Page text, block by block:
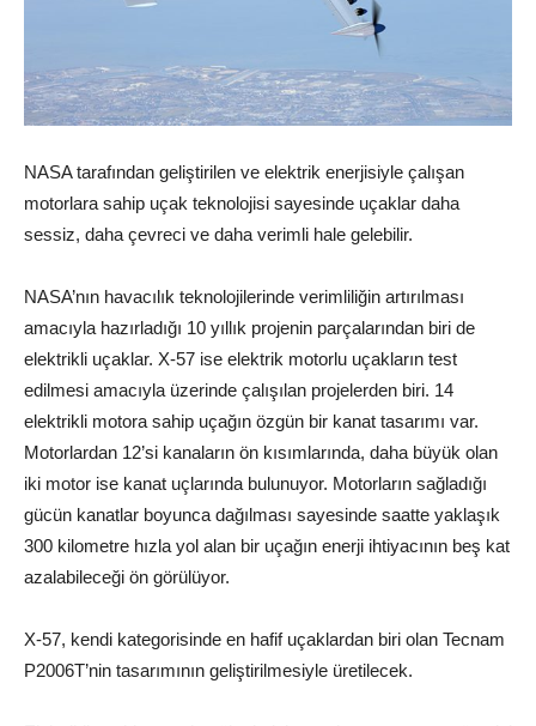
NASA tarafından geliştirilen ve elektrik enerjisiyle çalışan
motorlara sahip uçak teknolojisi sayesinde uçaklar daha
sessiz, daha çevreci ve daha verimli hale gelebilir.
NASA’nın havacılık teknolojilerinde verimliliğin artırılması
amacıyla hazırladığı 10 yıllık projenin parçalarından biri de
elektrikli uçaklar. X-57 ise elektrik motorlu uçakların test
edilmesi amacıyla üzerinde çalışılan projelerden biri. 14
elektrikli motora sahip uçağın özgün bir kanat tasarımı var.
Motorlardan 12’si kanaların ön kısımlarında, daha büyük olan
iki motor ise kanat uçlarında bulunuyor. Motorların sağladığı
gücün kanatlar boyunca dağılması sayesinde saatte yaklaşık
300 kilometre hızla yol alan bir uçağın enerji ihtiyacının beş kat
azalabileceği ön görülüyor.
X-57, kendi kategorisinde en hafif uçaklardan biri olan Tecnam
P2006T’nin tasarımının geliştirilmesiyle üretilecek.